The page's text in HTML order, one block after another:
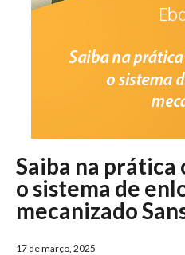
Saiba na
o sistema de
mecanizado
17 de março, 2025